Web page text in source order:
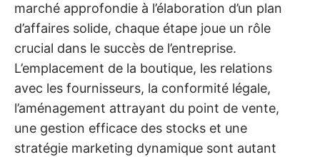
marché approfondie à l’élaboration d’un plan
d’affaires solide, chaque étape joue un rôle
crucial dans le succès de l’entreprise.
L’emplacement de la boutique, les relations
avec les fournisseurs, la conformité légale,
l’aménagement attrayant du point de vente,
une gestion efficace des stocks et une
stratégie marketing dynamique sont autant